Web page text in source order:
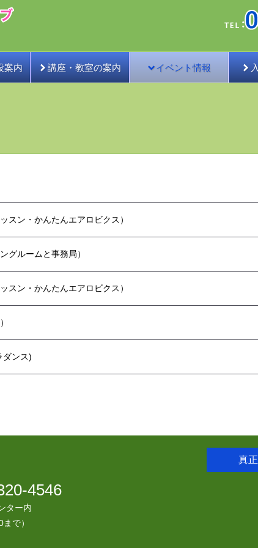
案内 講座・教室の案内 イベント情報
スン・かんたんエアロビクス）
グルームと事務局）
スン・かんたんエアロビクス）
ダンス)
4546
ター内
で）
真